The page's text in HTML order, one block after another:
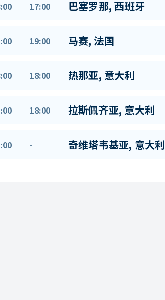
17:00 巴塞罗那, 西班牙
19:00 马赛, 法国
18:00 热那亚, 意大利
18:00 拉斯佩齐亚, 意大利
- 奇维塔韦基亚, 意大利